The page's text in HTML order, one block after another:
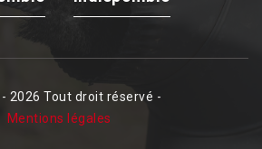
2026 Tout droit réservé -
Mentions légales